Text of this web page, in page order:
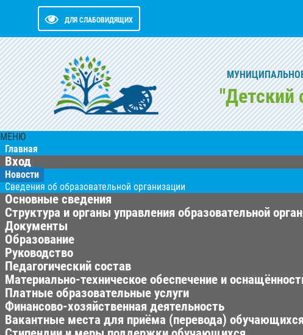
ДЛЯ СЛАБОВИДЯЩИХ
"Детский
МЕНЮ
Главная
Вход
Новости
Сведения об образовательной организации
Основные сведения
Структура и органы управления образовательной
Документы
Образование
Руководство
Педагогический состав
Материально-техническое обеспечение и
Платные образовательные услуги
Финансово-хозяйственная деятельность
Вакантные места для приёма (перевода) обучающихся